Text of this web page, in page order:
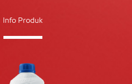
Info Produk